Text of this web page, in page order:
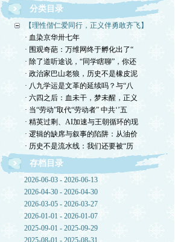
分类目录
【理性偕仁爱同行，正义伴勇敢齐飞】
· 血染京华卅七年
· 围观奇葩：万维网终于孵化出了“
· 除了道听途说，“同学瞎聊”，你还
· 政治家巴山老狼，历史不是橡皮泥
· 八九学运是文革的延续吗？与“八
· 六四之后：血未干，梦未醒，正义
· 当“劳动”取代“劳动者” 中共‘’五
· 精英过剩、AI加速与王朝循环的现
· 逻辑的缺席与叙事的陷阱：从油价
· 历史不是流水线：我们还要被“历
存档目录
2026-06-03 - 2026-06-13
2026-04-30 - 2026-04-30
2026-03-05 - 2026-03-27
2026-01-01 - 2026-01-07
2025-09-01 - 2025-09-29
2025-08-01 - 2025-08-31